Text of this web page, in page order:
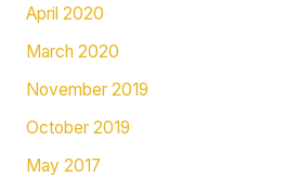
April 2020
March 2020
November 2019
October 2019
May 2017